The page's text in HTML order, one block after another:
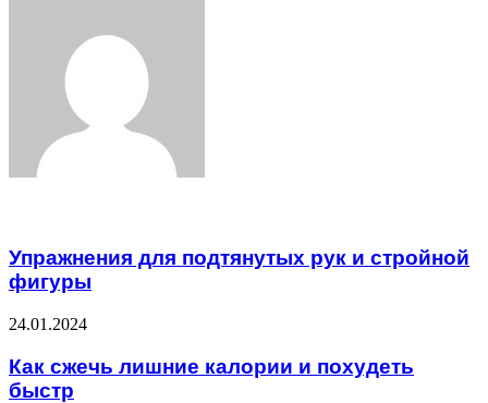
Упражнения для подтянутых рук и стройной
фигуры
24.01.2024
Как сжечь лишние калории и похудеть
быстр